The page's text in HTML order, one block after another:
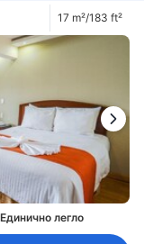
17 m²/183 ft²
легло